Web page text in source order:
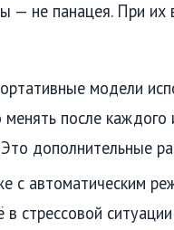
— не панацея. При их
модели
после каждого
Это дополнительные
с автоматическим
в стрессовой